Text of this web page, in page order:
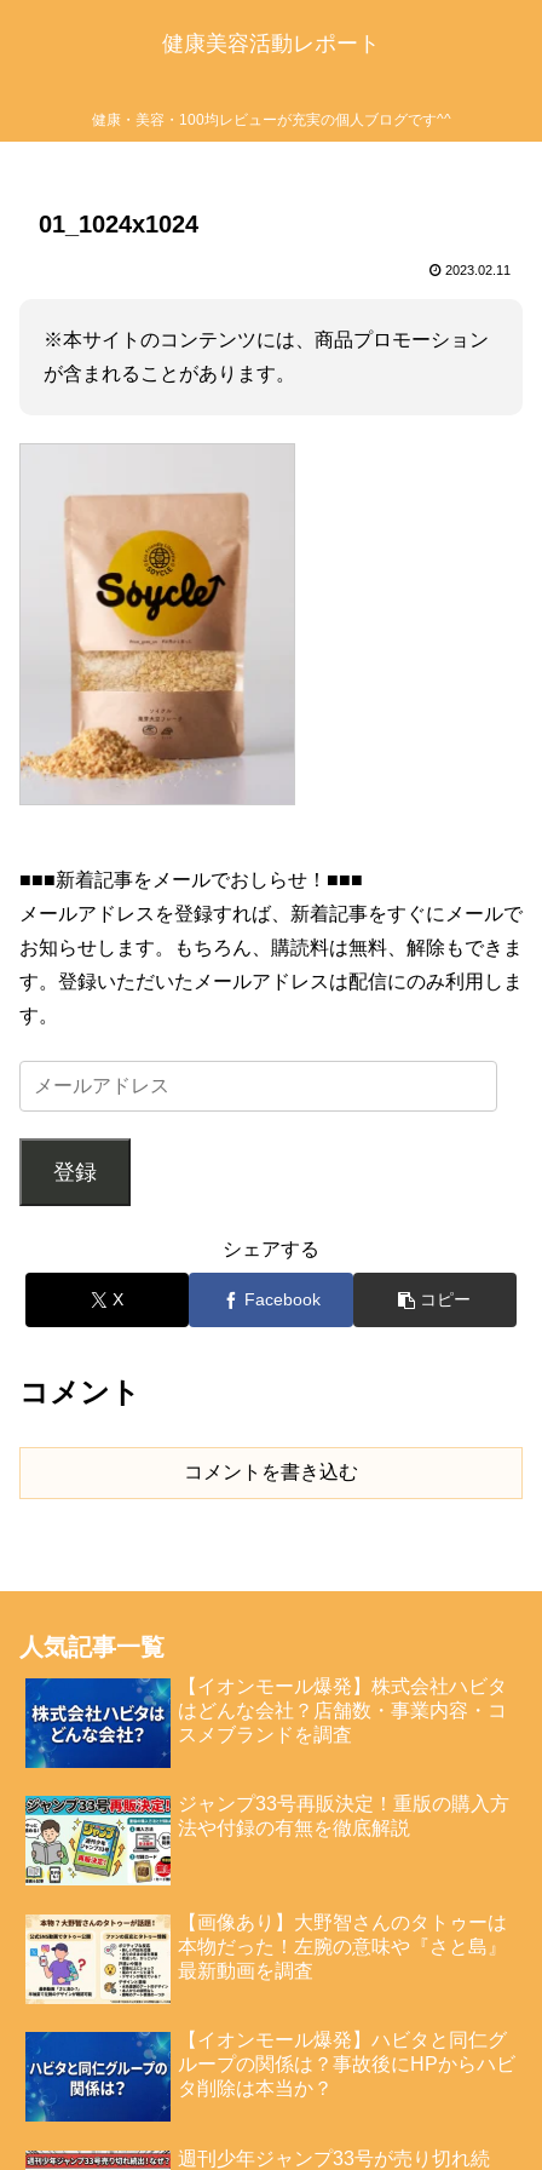
健康美容活動レポート
健康・美容・100均レビューが充実の個人ブログです^^
01_1024x1024
2023.02.11
※本サイトのコンテンツには、商品プロモーション
が含まれることがあります。
■■■新着記事をメールでおしらせ！■■■
メールアドレスを登録すれば、新着記事をすぐにメールで
お知らせします。もちろん、購読料は無料、解除もできま
す。登録いただいたメールアドレスは配信にのみ利用しま
す。
登録
シェアする
X Facebook コピー
コメント
コメントを書き込む
人気記事一覧
【イオンモール爆発】株式会社ハビタ
はどんな会社？店舗数・事業内容・コ
スメブランドを調査
ジャンプ33号再販決定！重版の購入方
法や付録の有無を徹底解説
【画像あり】大野智さんのタトゥーは
本物だった！左腕の意味や『さと島』
最新動画を調査
【イオンモール爆発】ハビタと同仁グ
ループの関係は？事故後にHPからハビ
タ削除は本当か？
週刊少年ジャンプ33号が売り切れ続